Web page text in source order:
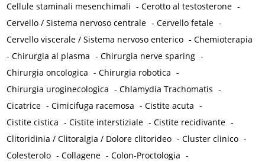
Cellule staminali mesenchimali -Cerotto al testosterone -
Cervello / Sistema nervoso centrale -Cervello fetale -
Cervello viscerale / Sistema nervoso enterico -Chemioterapia
-Chirurgia al plasma -Chirurgia nerve sparing -
Chirurgia oncologica -Chirurgia robotica -
Chirurgia uroginecologica -Chlamydia Trachomatis -
Cicatrice -Cimicifuga racemosa -Cistite acuta -
Cistite cistica -Cistite interstiziale -Cistite recidivante -
Clitoridinia / Clitoralgia / Dolore clitorideo -Cluster clinico -
Colesterolo -Collagene -Colon-Proctologia -